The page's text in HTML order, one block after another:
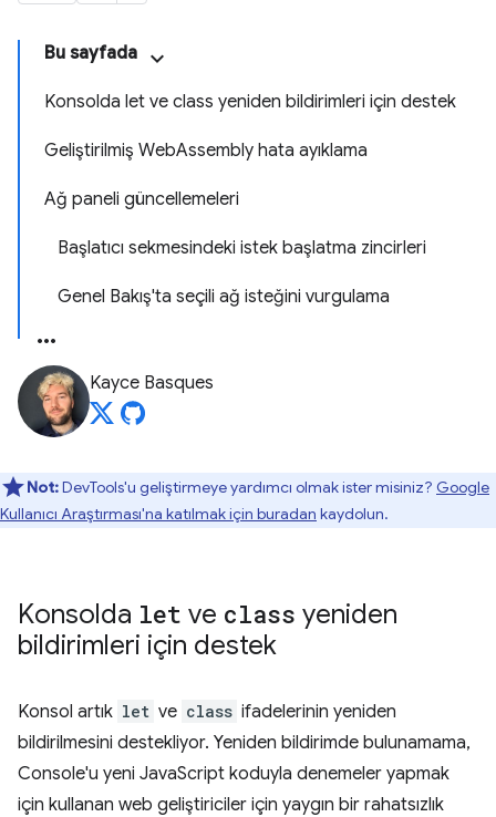
Bu sayfada
Konsolda let ve class yeniden bildirimleri için destek
Geliştirilmiş WebAssembly hata ayıklama
Ağ paneli güncellemeleri
Başlatıcı sekmesindeki istek başlatma zincirleri
Genel Bakış'ta seçili ağ isteğini vurgulama
Kayce Basques
Not:DevTools'u geliştirmeye yardımcı olmak ister misiniz? Google
Kullanıcı Araştırması'na katılmak için buradan kaydolun.
Konsolda let ve class yeniden
bildirimleri için destek
Konsol artık let ve class ifadelerinin yeniden
bildirilmesini destekliyor. Yeniden bildirimde bulunamama,
Console'u yeni JavaScript koduyla denemeler yapmak
için kullanan web geliştiriciler için yaygın bir rahatsızlık